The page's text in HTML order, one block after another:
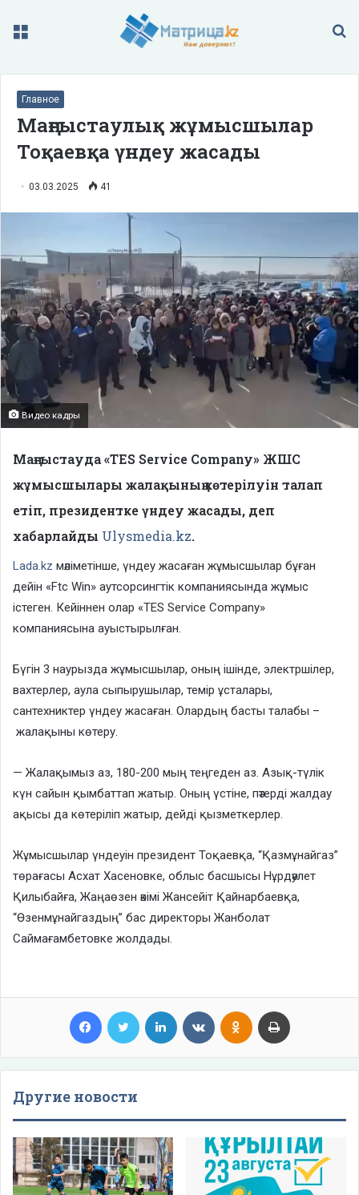
Меню
Главное
Маңғыстаулық жұмысшылар
Тоқаевқа үндеу жасады
03.03.2025 41
Видео кадры
Маңғыстауда «TES Service Company» ЖШС
жұмысшылары жалақының көтерілуін талап
етіп, президентке үндеу жасады, деп
хабарлайды Ulysmedia.kz.
Lada.kz мәліметінше, үндеу жасаған жұмысшылар бұған
дейін «Ftc Win» аутсорсингтік компаниясында жұмыс
істеген. Кейіннен олар «TES Service Company»
компаниясына ауыстырылған.
Бүгін 3 наурызда жұмысшылар, оның ішінде, электршілер,
вахтерлер, аула сыпырушылар, темір ұсталары,
сантехниктер үндеу жасаған. Олардың басты талабы –
жалақыны көтеру.
— Жалақымыз аз, 180-200 мың теңгеден аз. Азық-түлік
күн сайын қымбаттап жатыр. Оның үстіне, пәтерді жалдау
ақысы да көтеріліп жатыр, дейді қызметкерлер.
Жұмысшылар үндеуін президент Тоқаевқа, “Қазмұнайгаз”
төрағасы Асхат Хасеновке, облыс басшысы Нұрдәулет
Қилыбайға, Жаңаөзен әкімі Жансейіт Қайнарбаевқа,
“Өзенмұнайгаздың” бас директоры Жанболат
Саймағамбетовке жолдады.
Facebook Twitter LinkedIn VKontakteOdnoklassniki
Другие новости